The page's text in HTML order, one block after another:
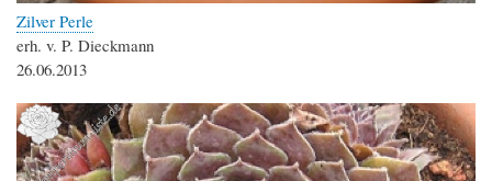
Zilver Perle
erh. v. P. Dieckmann
26.06.2013